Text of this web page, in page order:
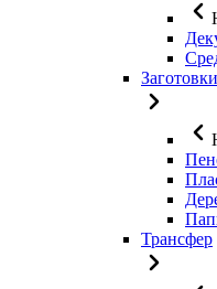
Заготовки
Трансфер